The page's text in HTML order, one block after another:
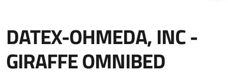
DATEX-OHMEDA, INC -
GIRAFFE OMNIBED